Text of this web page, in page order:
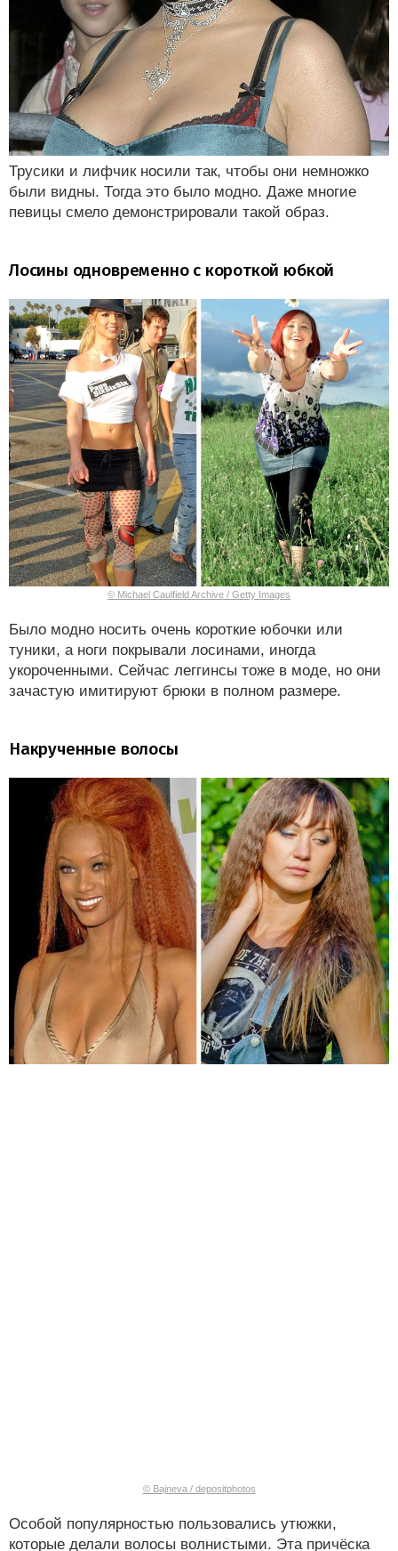
Трусики и лифчик носили так, чтобы они немножко
были видны. Тогда это было модно. Даже многие
певицы смело демонстрировали такой образ.
Лосины одновременно с короткой юбкой
© Michael Caulfield Archive / Getty Images
Было модно носить очень короткие юбочки или
туники, а ноги покрывали лосинами, иногда
укороченными. Сейчас леггинсы тоже в моде, но они
зачастую имитируют брюки в полном размере.
Накрученные волосы
© Bajneva / depositphotos
Особой популярностью пользовались утюжки,
которые делали волосы волнистыми. Эта причёска